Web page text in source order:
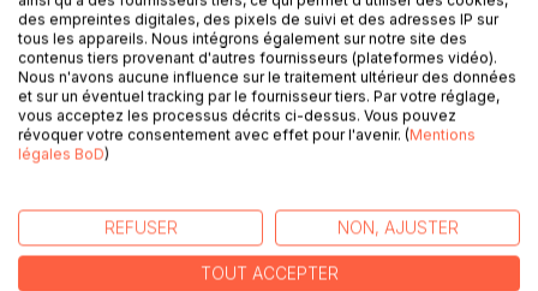
DESCRIPTION
"La dernière lettre" est apparemment le récit d'une
manipulation dont trois jeunes pré-adolescents ont
probablement été les victimes. Mais en était ce vraiment
des empreintes digitales, des pixels de suivi et des adresses IP sur
tous les appareils. Nous intégrons également sur notre site des
contenus tiers provenant d'autres fournisseurs (plateformes vidéo).
Nous n'avons aucune influence sur le traitement ultérieur des données
et sur un éventuel tracking par le fournisseur tiers. Par votre réglage,
vous acceptez les processus décrits ci-dessus. Vous pouvez
révoquer votre consentement avec effet pour l'avenir. (Mentions
légales BoD)
REFUSER NON, AJUSTER
TOUT ACCEPTER